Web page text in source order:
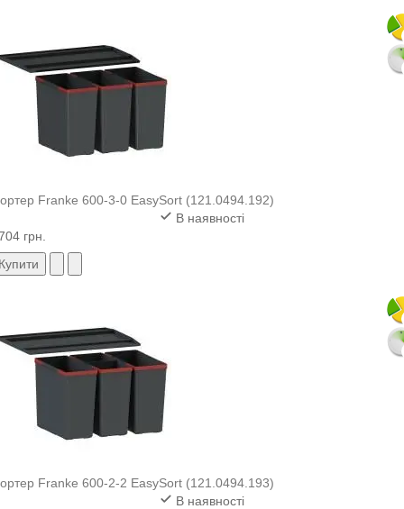
Franke 600-3-0 EasySort (121.0494.192)
В наявності
грн.
Franke 600-2-2 EasySort (121.0494.193)
В наявності